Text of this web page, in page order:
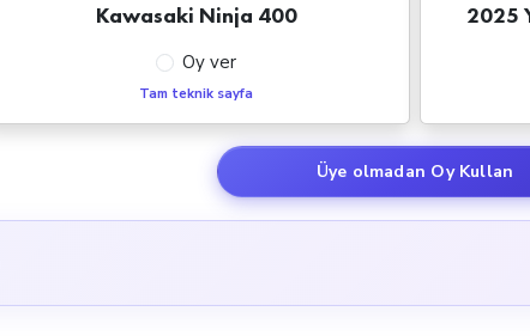
Kawasaki Ninja 400
Oy ver
Tam teknik sayfa
2025
Üye olmadan Oy Kullan